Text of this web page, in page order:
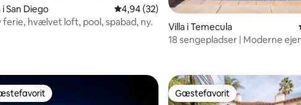
bedømmelse, 85 omtaler
i San Diego 4,94 ud af 5 i gennemsnitlig bedømmelse,
4,94 (32)
ferie, hvælvet loft, pool, spabad, ny.
Villa i Temecula
18 sengepladser | Moderne
Gæstefavorit
Gæstefavorit